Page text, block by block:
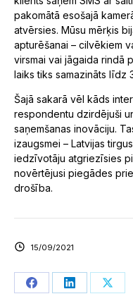
pakomātā esošajā
atvērsies. Mūsu mērķis
apturēšanai – cilvēkiem
virsmai vai jāgaida rindā
laiks tiks samazināts līdz
Šajā sakarā vēl kāds
respondentu dzirdējuši
saņemšanas inovāciju.
izaugsmei – Latvijas
iedzīvotāju atgriezīsies
novērtējusi piegādes
drošība.
15/09/2021
Share Share Share